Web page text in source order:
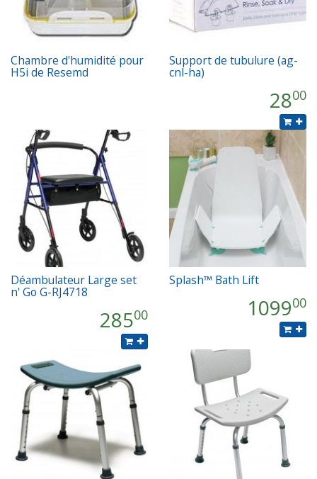
Chambre d'humidité pour
H5i de Resemd
Support de tubulure (ag-
cnl-ha)
2800
Déambulateur Large set
n' Go G-RJ4718
28500
Splash™ Bath Lift
109900